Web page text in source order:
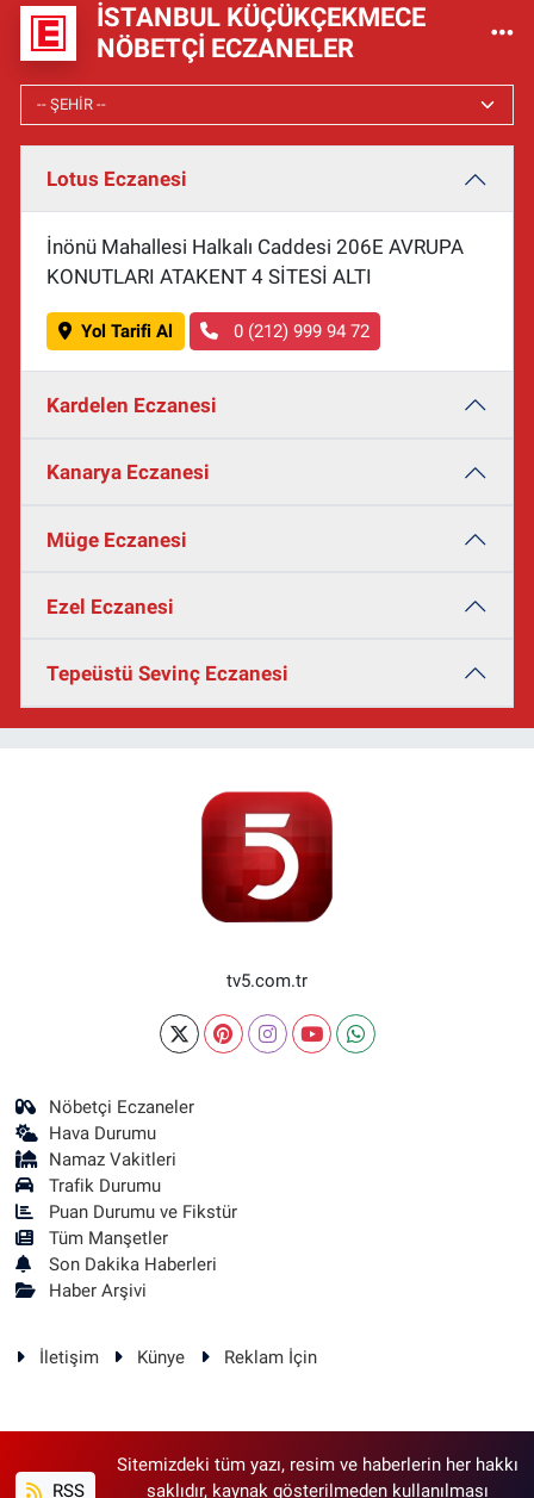
İSTANBUL KÜÇÜKÇEKMECE
NÖBETÇI ECZANELER
Lotus Eczanesi
İnönü Mahallesi Halkalı Caddesi 206E AVRUPA
KONUTLARI ATAKENT 4 SİTESİ ALTI
Yol Tarifi Al 0 (212) 999 94 72
Kardelen Eczanesi
Kanarya Eczanesi
Müge Eczanesi
Ezel Eczanesi
Tepeüstü Sevinç Eczanesi
tv5.com.tr
Nöbetçi Eczaneler
Hava Durumu
Namaz Vakitleri
Trafik Durumu
Puan Durumu ve Fikstür
Tüm Manşetler
Son Dakika Haberleri
Haber Arşivi
İletişim Künye Reklam İçin
RSS
Sitemizdeki tüm yazı, resim ve haberlerin her hakkı
saklıdır, kaynak gösterilmeden kullanılması